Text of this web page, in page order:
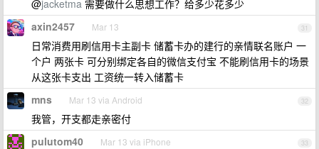
@jacketma 需要做什么思想工作？给多少花多少
31
axin2457 Mar 13
日常消费用刷信用卡主副卡 储蓄卡办的建行的亲情联名账户 一
个户 两张卡 可分别绑定各自的微信支付宝 不能刷信用卡的场景
从这张卡支出 工资统一转入储蓄卡
32
mns Mar 13 via Android
我管，开支都走亲密付
33
pulutom40 Mar 13 via iPhone